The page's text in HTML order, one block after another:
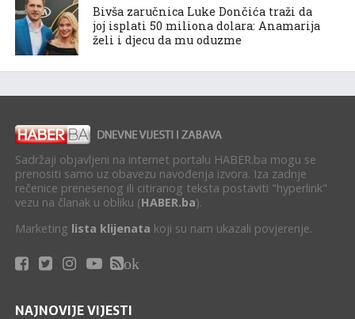
Bivša zaručnica Luke Dončića traži da
joj isplati 50 miliona dolara: Anamarija
želi i djecu da mu oduzme
Sadržaji objavljeni na internet portalu HABER.ba mogu se
prenositi samo uz obavezu navođenja izvora. Iza zadnje
rečenice prenesenog ili citiranog teksta postaviti "hyperlink"
vezu na članak u obliku (HABER.ba).
Marketing lista klijenata koji su nam ukazali povjerenje.
ok
NAJNOVIJE VIJESTI